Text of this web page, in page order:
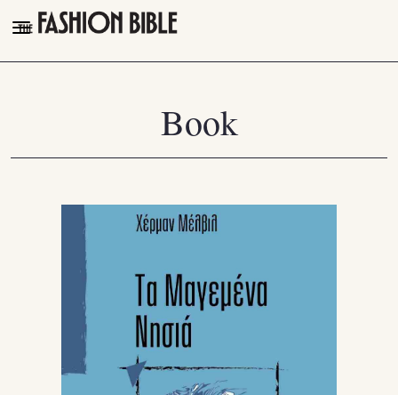
THE FASHION BIBLE
PLEASURES
FOLLOW
Facebook
Instagram
Youtube
Book